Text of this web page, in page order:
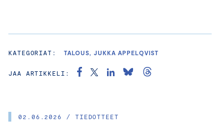
02.06.2026 / TIEDOTTEET
KATEGORIAT: TALOUS, JUKKA APPELQVIST
JAA ARTIKKELI: